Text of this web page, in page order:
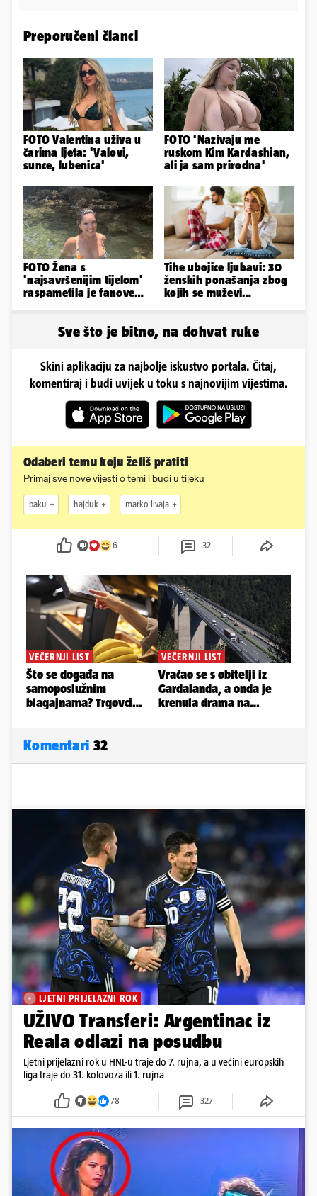
Preporučeni članci
FOTO Valentina uživa u
čarima ljeta: 'Valovi,
sunce, lubenica'
FOTO 'Nazivaju me
ruskom Kim Kardashian,
ali ja sam prirodna'
FOTO Žena s
'najsavršenijim tijelom'
raspametila je fanove
Tihe ubojice ljubavi: 30
ženskih ponašanja zbog
kojih se muževi
Sve što je bitno, na dohvat ruke
Skini aplikaciju za najbolje iskustvo portala. Čitaj,
komentiraj i budi uvijek u toku s najnovijim vijestima.
Odaberi temu koju želiš pratiti
Primaj sve nove vijesti o temi i budi u tijeku
baku hajduk marko livaja
6 32
Komentari 32
LJETNI PRIJELAZNI ROK
UŽIVO Transferi: Argentinac iz
Reala odlazi na posudbu
Ljetni prijelazni rok u HNL-u traje do 7. rujna, a u većini europskih
liga traje do 31. kolovoza ili 1. rujna
78 327